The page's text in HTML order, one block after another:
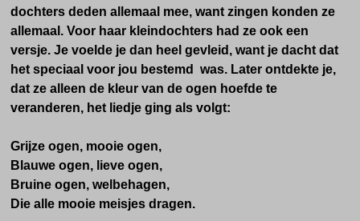
dochters deden allemaal mee, want zingen konden ze
allemaal. Voor haar kleindochters had ze ook een
versje. Je voelde je dan heel gevleid, want je dacht dat
het speciaal voor jou bestemd was. Later ontdekte je,
dat ze alleen de kleur van de ogen hoefde te
veranderen, het liedje ging als volgt:
Grijze ogen, mooie ogen,
Blauwe ogen, lieve ogen,
Bruine ogen, welbehagen,
Die alle mooie meisjes dragen.